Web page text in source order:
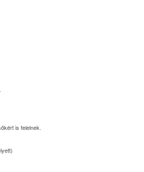
is felelnek.